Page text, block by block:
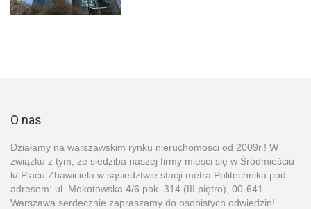
O nas
Działamy na warszawskim rynku nieruchomości od 2009r.! W
związku z tym, że siedziba naszej firmy mieści się w Śródmieściu
k/ Placu Zbawiciela w sąsiedztwie stacji metra Politechnika pod
adresem: ul. Mokotowska 4/6 pok. 314 (III piętro), 00-641
Warszawa serdecznie zapraszamy do osobistych odwiedzin!